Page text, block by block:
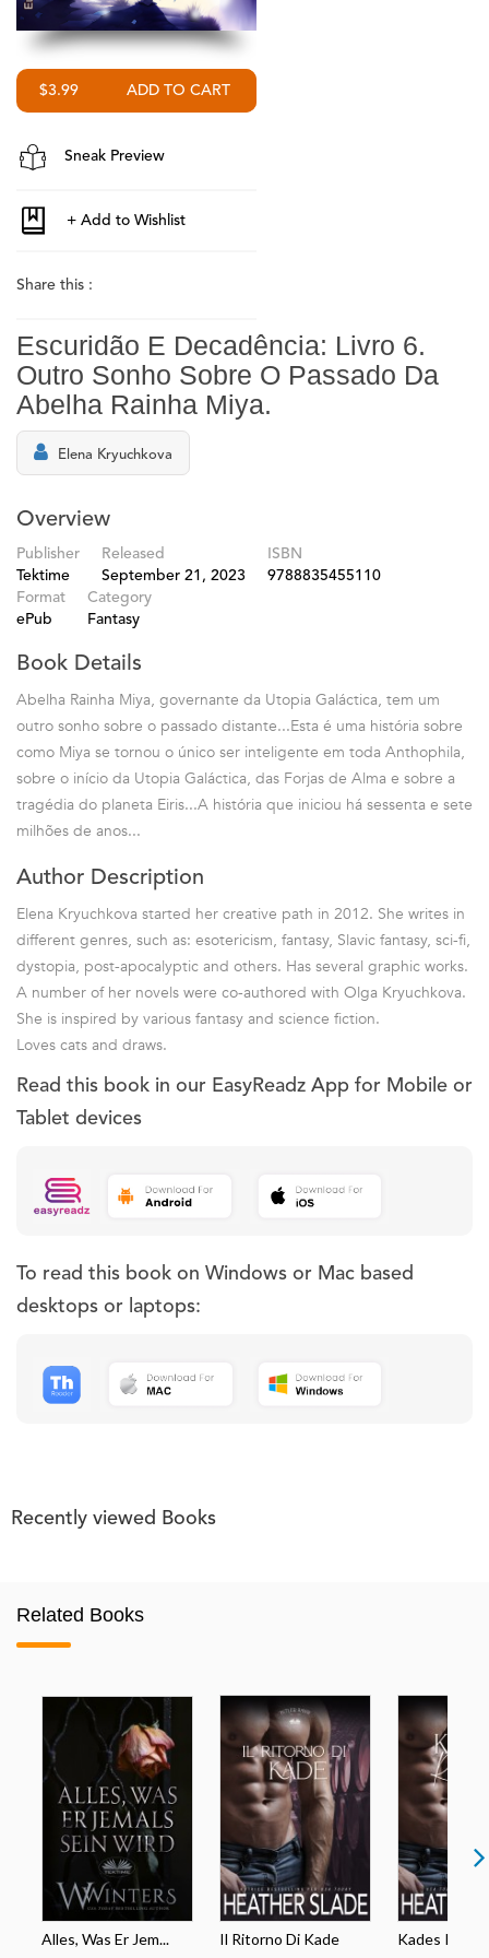
$3.99
Sneak Preview
Share this :
Escuridão E Decadência: Livro 6.
Outro Sonho Sobre O Passado Da
Abelha Rainha Miya.
Elena Kryuchkova
Overview
Publisher
Tektime
Released
September 21, 2023
ISBN
9788835455110
Format
ePub
Category
Fantasy
Book Details
Abelha Rainha Miya, governante da Utopia Galáctica, tem um
outro sonho sobre o passado distante...Esta é uma história sobre
como Miya se tornou o único ser inteligente em toda Anthophila,
sobre o início da Utopia Galáctica, das Forjas de Alma e sobre a
tragédia do planeta Eiris...A história que iniciou há sessenta e sete
milhões de anos...
Author Description
Elena Kryuchkova started her creative path in 2012. She writes in
different genres, such as: esotericism, fantasy, Slavic fantasy, sci-fi,
dystopia, post-apocalyptic and others. Has several graphic works.
A number of her novels were co-authored with Olga Kryuchkova.
She is inspired by various fantasy and science fiction.
Loves cats and draws.
Read this book in our EasyReadz App for Mobile or
Tablet devices
To read this book on Windows or Mac based
desktops or laptops:
Recently viewed Books
Related Books
Alles, Was Er Jem... Il Ritorno Di Kade Kades